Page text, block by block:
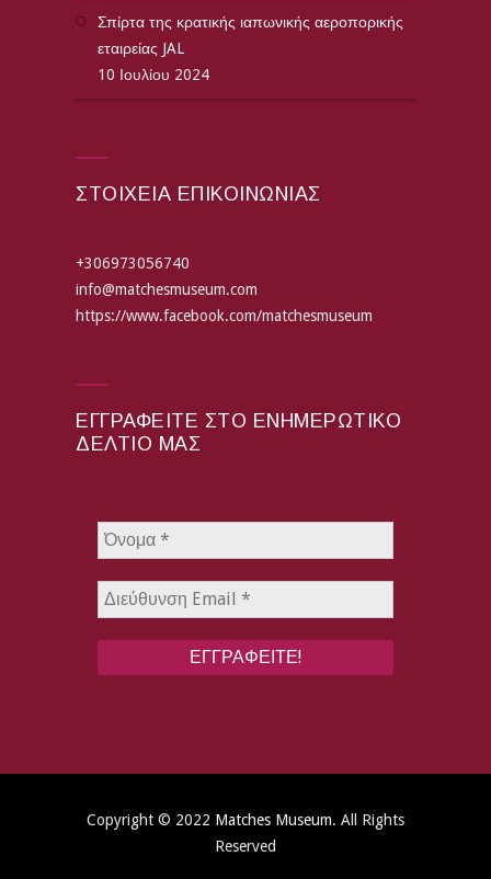
Σπίρτα της κρατικής ιαπωνικής αεροπορικής
εταιρείας JAL
10 Ιουλίου 2024
ΣΤΟΙΧΕΙΑ ΕΠΙΚΟΙΝΩΝΙΑΣ
+306973056740
info@matchesmuseum.com
https://www.facebook.com/matchesmuseum
ΕΓΓΡΑΦΕΊΤΕ ΣΤΟ ΕΝΗΜΕΡΩΤΙΚΌ
ΔΕΛΤΊΟ ΜΑΣ
Copyright © 2022 Matches Museum. All Rights
Reserved